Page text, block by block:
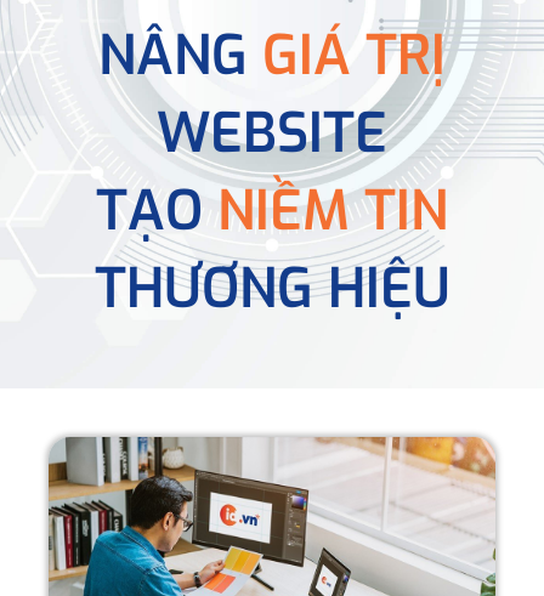
NÂNG GIÁ TRỊ
WEBSITE
TẠONIỀM TIN
THƯƠNG HIỆU